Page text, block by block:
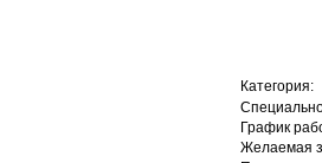
Категория:
График
Желаемая